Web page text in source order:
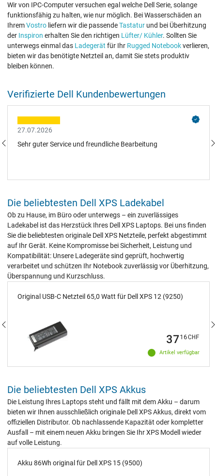
Wir von IPC-Computer versuchen egal welche Dell Serie, solange
funktionsfähig zu halten, wie nur möglich. Bei Wasserschäden an
IhremVostro liefern wir die passendeTastatur und bei Überhitzung
der Inspiron erhalten Sie den richtigen Lüfter/ Kühler. Sollten Sie
unterwegs einmal das Ladegerät für Ihr Rugged Notebookverlieren,
bieten wir das benötigte Netzteil an, damit Sie stets produktiv
bleiben können.
Verifizierte Dell Kundenbewertungen
27.07.2026
Sehr guter Service und freundliche Bearbeitung
Die beliebtesten Dell XPS Ladekabel
Ob zu Hause, im Büro oder unterwegs – ein zuverlässiges
Ladekabel ist das Herzstück Ihres Dell XPS Laptops. Bei uns finden
Sie die beliebtesten originale Dell XPS Netzteile, perfekt abgestimmt
auf Ihr Gerät. Keine Kompromisse bei Sicherheit, Leistung und
Kompatibilität: Unsere Ladegeräte sind geprüft, hochwertig
verarbeitet und schützen Ihr Notebook zuverlässig vor Überhitzung,
Überspannung und Kurzschluss.
Original USB-C Netzteil 65,0 Watt für Dell XPS 12 (9250)
Artikel verfügbar
3716CHF
Die beliebtesten Dell XPS Akkus
Die Leistung Ihres Laptops steht und fällt mit dem Akku – darum
bieten wir Ihnen ausschließlich originale Dell XPS Akkus, direkt vom
offiziellen Distributor. Ob nachlassende Kapazität oder kompletter
Ausfall – mit einem neuen Akku bringen Sie Ihr XPS Modell wieder
auf volle Leistung.
Akku 86Wh original für Dell XPS 15 (9500)